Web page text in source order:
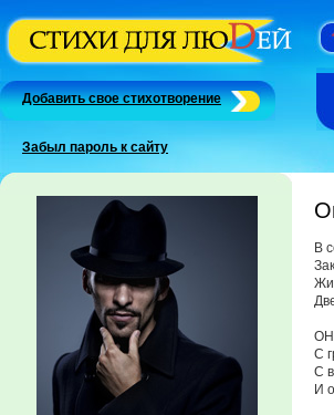
Добавить свое стихотворение
Забыл пароль к сайту
В
С
С
И